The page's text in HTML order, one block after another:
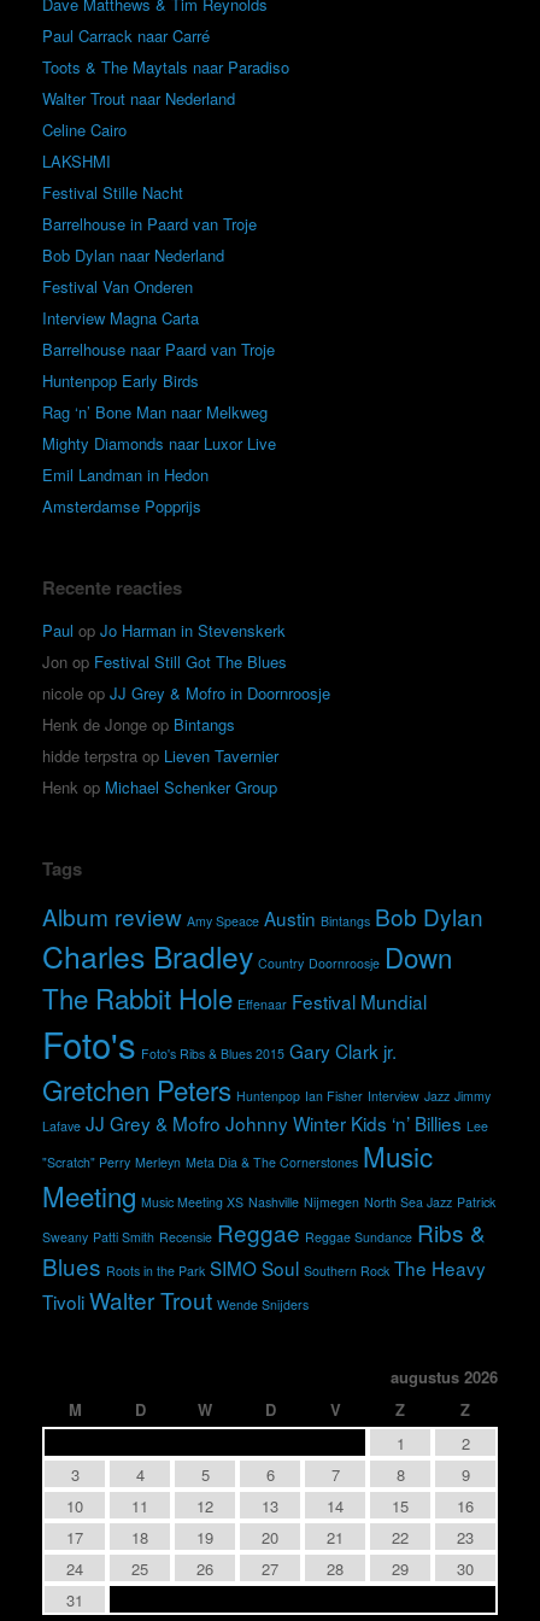
Paul Carrack naar Carré
Toots & The Maytals naar Paradiso
Walter Trout naar Nederland
Celine Cairo
LAKSHMI
Festival Stille Nacht
Barrelhouse in Paard van Troje
Bob Dylan naar Nederland
Festival Van Onderen
Interview Magna Carta
Barrelhouse naar Paard van Troje
Huntenpop Early Birds
Rag ‘n’ Bone Man naar Melkweg
Mighty Diamonds naar Luxor Live
Emil Landman in Hedon
Amsterdamse Popprijs
Recente reacties
Paul op Jo Harman in Stevenskerk
Jon op Festival Still Got The Blues
nicole op JJ Grey & Mofro in Doornroosje
Henk de Jonge op Bintangs
hidde terpstra op Lieven Tavernier
Henk op Michael Schenker Group
Tags
Album review Amy Speace Austin Bintangs Bob Dylan
Charles Bradley Country Doornroosje Down
The Rabbit Hole Effenaar Festival Mundial
Foto's Foto's Ribs & Blues 2015 Gary Clark jr.
Gretchen Peters Huntenpop Ian Fisher Interview Jazz Jimmy
Lafave JJ Grey & Mofro Johnny Winter Kids ‘n’ Billies Lee
"Scratch" Perry Merleyn Meta Dia & The Cornerstones Music
Meeting Music Meeting XS Nashville Nijmegen North Sea Jazz Patrick
Sweany Patti Smith Recensie Reggae Reggae Sundance Ribs &
Blues Roots in the Park SIMOSoul Southern Rock The Heavy
TivoliWalter Trout Wende Snijders
augustus 2026
M
D W D V Z
Z
1
2
3
4 5 6 7 8
9
10
11 12 13 14 15
16
17
18 19 20 21 22
23
24
25 26 27 28 29
30
31